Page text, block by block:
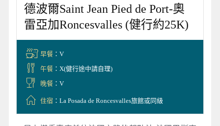
德波爾Saint Jean Pied de Port-奧
雷亞加Roncesvalles (健行約25K)
早餐：V
午餐：X(健行途中請自理)
晚餐：V
住宿：La Posada de Roncesvalles旅館或同級